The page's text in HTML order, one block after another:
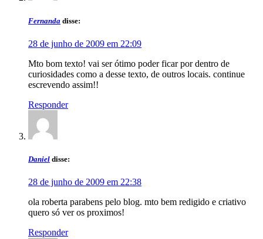
Fernanda disse:
28 de junho de 2009 em 22:09
Mto bom texto! vai ser ótimo poder ficar por dentro de
curiosidades como a desse texto, de outros locais. continue
escrevendo assim!!
Responder
Daniel disse:
28 de junho de 2009 em 22:38
ola roberta parabens pelo blog. mto bem redigido e criativo
quero só ver os proximos!
Responder